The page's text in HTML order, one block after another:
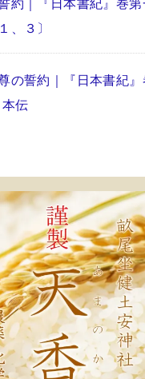
、３〕
の誓約｜『日本書紀
伝